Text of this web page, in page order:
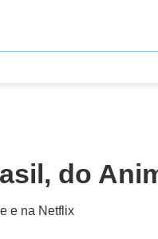
do
e na Netflix